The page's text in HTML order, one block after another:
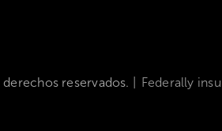
Federally
reservados.